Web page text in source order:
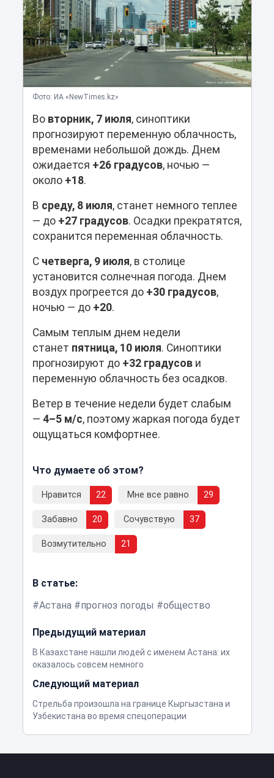
Фото: ИА «NewTimes.kz»
Во вторник, 7 июля, синоптики
прогнозируют переменную облачность,
временами небольшой дождь. Днем
ожидается +26 градусов, ночью —
около +18.
В среду, 8 июля, станет немного теплее
— до +27 градусов. Осадки прекратятся,
сохранится переменная облачность.
С четверга, 9 июля, в столице
установится солнечная погода. Днем
воздух прогреется до +30 градусов,
ночью — до +20.
Самым теплым днем недели
станет пятница, 10 июля. Синоптики
прогнозируют до +32 градусови
переменную облачность без осадков.
Ветер в течение недели будет слабым
— 4–5 м/с, поэтому жаркая погода будет
ощущаться комфортнее.
Что думаете об этом?
Нравится 22 Мне все равно 29
Забавно 20 Сочувствую 37
Возмутительно 21
В статье:
Астана
прогноз погоды общество
Предыдущий материал
В Казахстане нашли людей с именем Астана: их
оказалось совсем немного
Следующий материал
Стрельба произошла на границе Кыргызстана и
Узбекистана во время спецоперации